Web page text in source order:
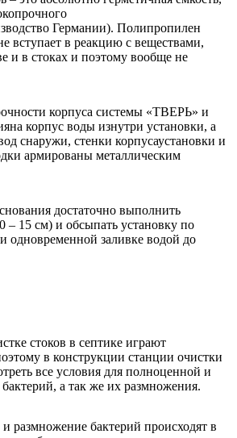
Германии). Полипропилен
вступает в реакцию с веществами,
и в стоках и поэтому вообще не
корпуса системы «ТВЕРЬ» и
корпус воды изнутри установки, а
снаружи, стенки корпусаустановки и
армированы металлическим
достаточно выполнить
– 15 см) и обсыпать установку по
одновременной заливке водой до
стоков в септике играют
в конструкции станции очистки
все условия для полноценной и
а так же их размножения.
размножение бактерий происходят в